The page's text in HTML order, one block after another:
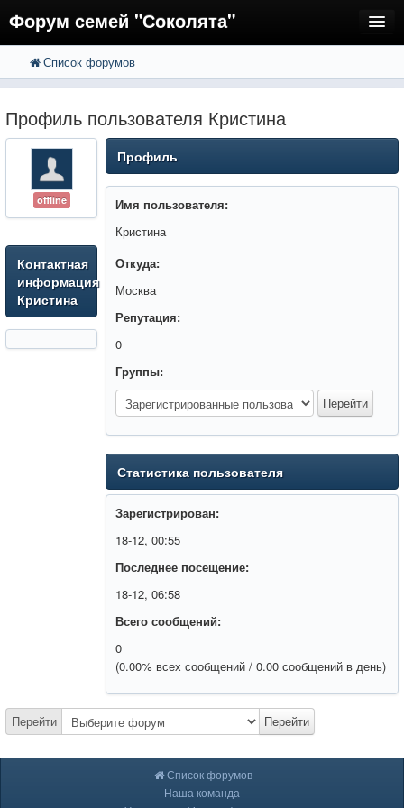
Форум семей "Соколята"
FAQ
Регистрация
Вход
Список форумов
Профиль пользователя Кристина
offline
Контактная
информация
Кристина
Профиль
Имя пользователя:
Кристина
Откуда:
Москва
Репутация:
0
Группы:
Статистика пользователя
Зарегистрирован:
18-12, 00:55
Последнее посещение:
18-12, 06:58
Всего сообщений:
0
(0.00% всех сообщений / 0.00 сообщений в день)
Перейти Перейти
Список форумов
Наша команда